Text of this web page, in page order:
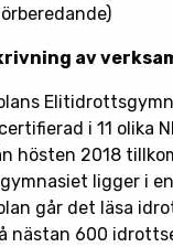
av
i 11 olika
hösten 2018
ligger i
går det läsa
nästan 600